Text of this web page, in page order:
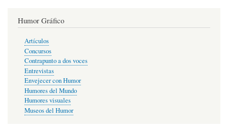
Humor Gráfico
Artículos
Concursos
Contrapunto a dos voces
Entrevistas
Envejecer con Humor
Humores del Mundo
Humores visuales
Museos del Humor